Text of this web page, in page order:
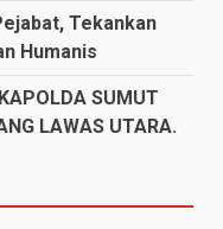
Tekankan
Humanis
SUMUT
LAWAS UTARA.